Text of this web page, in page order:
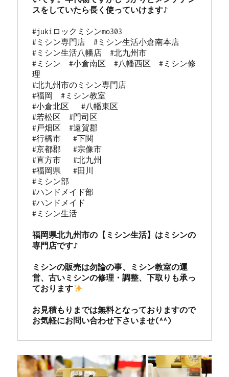
#jukiロックミシンmo303
#ミシン専門店  #ミシン生活小倉南本店
#ミシン生活八幡店  #北九州市
#ミシン  #小倉南区  #八幡西区  #ミシン修
理
#北九州市のミシン専門店
#福岡  #ミシン教室
#小倉北区   #八幡東区
#若松区  #門司区
#戸畑区  #遠賀郡
#行橋市   #下関
#京都郡   #宗像市
#直方市   #北九州
#福岡県   #田川
#ミシン部
#ハンドメイド部
#ハンドメイド
#ミシン生活
福岡県北九州市の【ミシン生活】はミシンの
専門店です♪
ミシンの販売は勿論の事、ミシン教室の運
営、古いミシンの修理・調整、下取りも承っ
ております
お見積もりまでは無料となっておりますので
お気軽にお問い合わせ下さいませ(^^)